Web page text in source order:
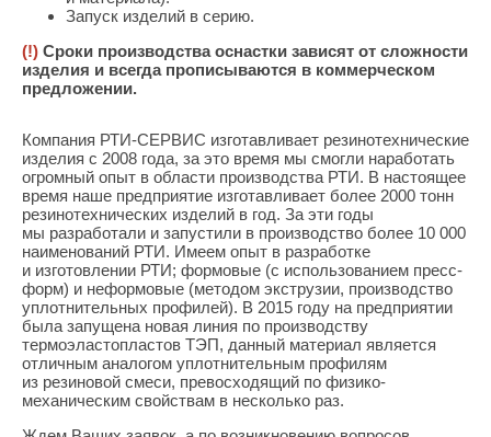
Запуск изделий в серию.
(!) Сроки производства оснастки зависят от сложности
изделия и всегда прописываются в коммерческом
предложении.
Компания РТИ-СЕРВИС изготавливает резинотехнические
изделия с 2008 года, за это время мы смогли наработать
огромный опыт в области производства РТИ. В настоящее
время наше предприятие изготавливает более 2000 тонн
резинотехнических изделий в год. За эти годы
мы разработали и запустили в производство более 10 000
наименований РТИ. Имеем опыт в разработке
и изготовлении РТИ; формовые (с использованием пресс-
форм) и неформовые (методом экструзии, производство
уплотнительных профилей). В 2015 году на предприятии
была запущена новая линия по производству
термоэластопластов ТЭП, данный материал является
отличным аналогом уплотнительным профилям
из резиновой смеси, превосходящий по физико-
механическим свойствам в несколько раз.